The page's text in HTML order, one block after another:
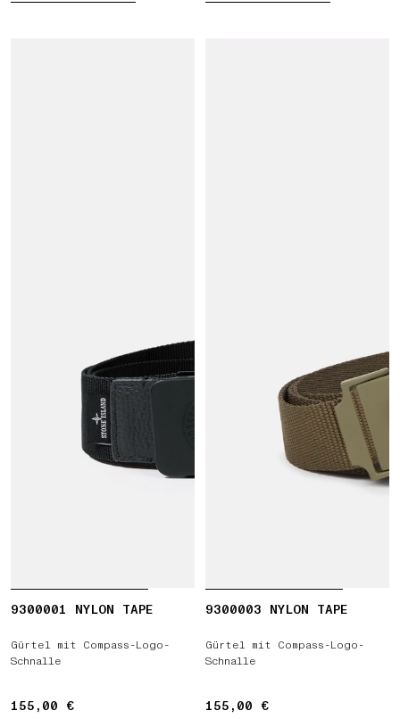
9300001 NYLON TAPE
Gürtel mit Compass-Logo-
Schnalle
155,00 €
155,00 €
9300003 NYLON TAPE
Gürtel mit Compass-Logo-
Schnalle
155,00 €
155,00 €